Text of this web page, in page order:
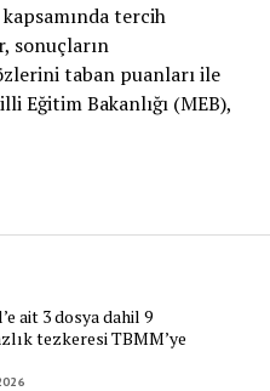
tercih
sonuçların
taban puanları ile
Eğitim Bakanlığı (MEB),
ait 3 dosya dahil 9
tezkeresi TBMM’ye